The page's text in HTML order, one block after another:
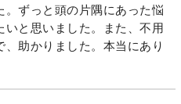
ずっと頭の片隅にあった悩
と思いました。また、不用
助かりました。本当にあり